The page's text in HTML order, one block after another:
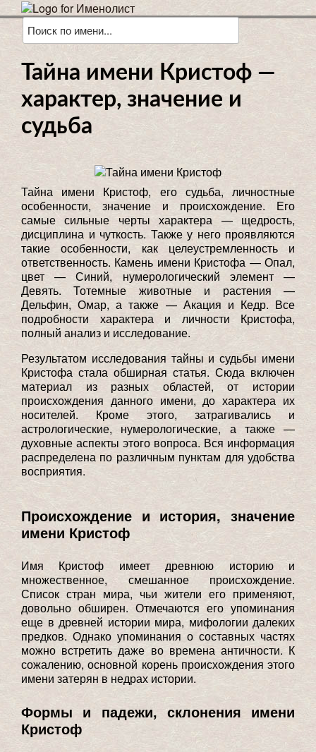
Тайна имени Кристоф —
характер, значение и
судьба
Тайна имени Кристоф, его судьба, личностные
особенности, значение и происхождение. Его
самые сильные черты характера — щедрость,
дисциплина и чуткость. Также у него проявляются
такие особенности, как целеустремленность и
ответственность. Камень имени Кристофа — Опал,
цвет — Синий, нумерологический элемент —
Девять. Тотемные животные и растения —
Дельфин, Омар, а также — Акация и Кедр. Все
подробности характера и личности Кристофа,
полный анализ и исследование.
Результатом исследования тайны и судьбы имени
Кристофа стала обширная статья. Сюда включен
материал из разных областей, от истории
происхождения данного имени, до характера их
носителей. Кроме этого, затрагивались и
астрологические, нумерологические, а также —
духовные аспекты этого вопроса. Вся информация
распределена по различным пунктам для удобства
восприятия.
Происхождение и история, значение
имени Кристоф
Имя Кристоф имеет древнюю историю и
множественное, смешанное происхождение.
Список стран мира, чьи жители его применяют,
довольно обширен. Отмечаются его упоминания
еще в древней истории мира, мифологии далеких
предков. Однако упоминания о составных частях
можно встретить даже во времена античности. К
сожалению, основной корень происхождения этого
имени затерян в недрах истории.
Формы и падежи, склонения имени
Кристоф